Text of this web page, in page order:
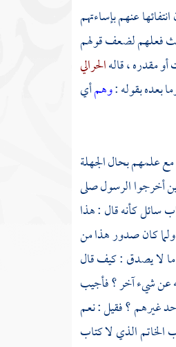
عنهم بإساءتهم
فعلهم لضعف قولهم
مقدره ، قالهالحرالي
بعده بقوله :وهمأي
علمهم بحال الجهلة
أخرجوا الرسول صلى
سائل كأنه قال : هذا
ولما كان صدور هذا من
ما لا يصدق : كيف قال
عن شيء آخر ؟ فأجيب
غيرهم ؟ فقيل : نعم
الخاتم الذي لا كتاب